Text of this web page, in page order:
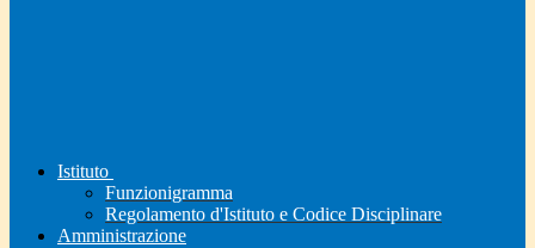
Istituto
Funzionigramma
Regolamento d'Istituto e Codice Disciplinare
Amministrazione